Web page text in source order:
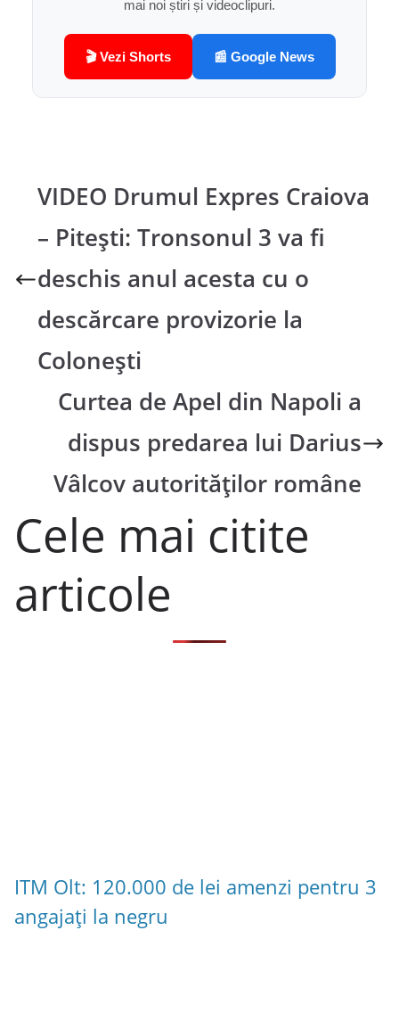
mai noi știri și videoclipuri.
🎬 Vezi Shorts 📰 Google News
VIDEO Drumul Expres Craiova
– Pitești: Tronsonul 3 va fi
deschis anul acesta cu o
descărcare provizorie la
Colonești
Curtea de Apel din Napoli a
dispus predarea lui Darius
Vâlcov autorităţilor române
Cele mai citite
articole
ITM Olt: 120.000 de lei amenzi pentru 3
angajați la negru